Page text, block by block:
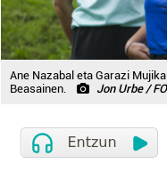
Ane Nazabal eta Garazi
Beasainen.
Jon Urbe /